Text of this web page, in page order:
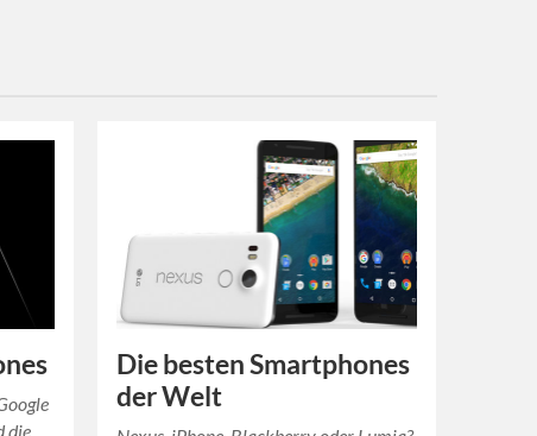
die
Die besten Smartphones
der Welt